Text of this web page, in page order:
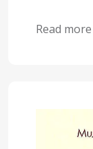
Read more